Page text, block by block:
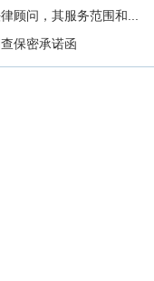
顾问，其服务范围和...
保密承诺函